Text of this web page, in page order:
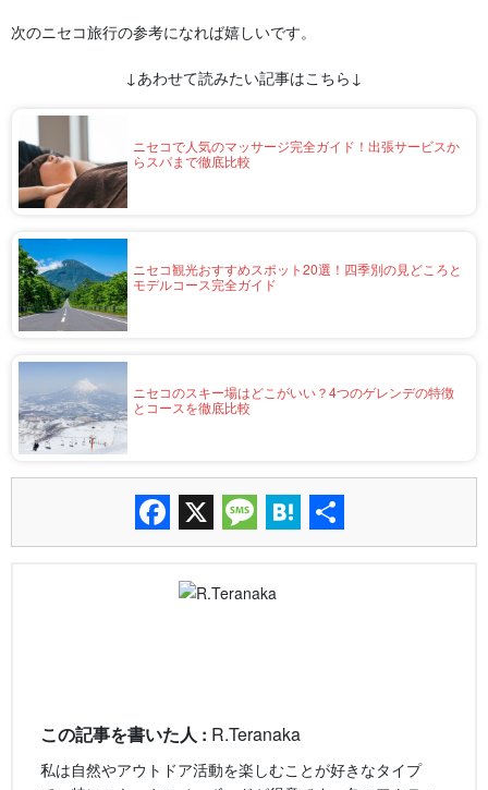
次のニセコ旅行の参考になれば嬉しいです。
↓あわせて読みたい記事はこちら↓
ニセコで人気のマッサージ完全ガイド！出張サービスか
らスパまで徹底比較
ニセコ観光おすすめスポット20選！四季別の見どころと
モデルコース完全ガイド
ニセコのスキー場はどこがいい？4つのゲレンデの特徴
とコースを徹底比較
Facebook
X MessageHatena共
この記事を書いた人 : R.Teranaka
私は自然やアウトドア活動を楽しむことが好きなタイプ